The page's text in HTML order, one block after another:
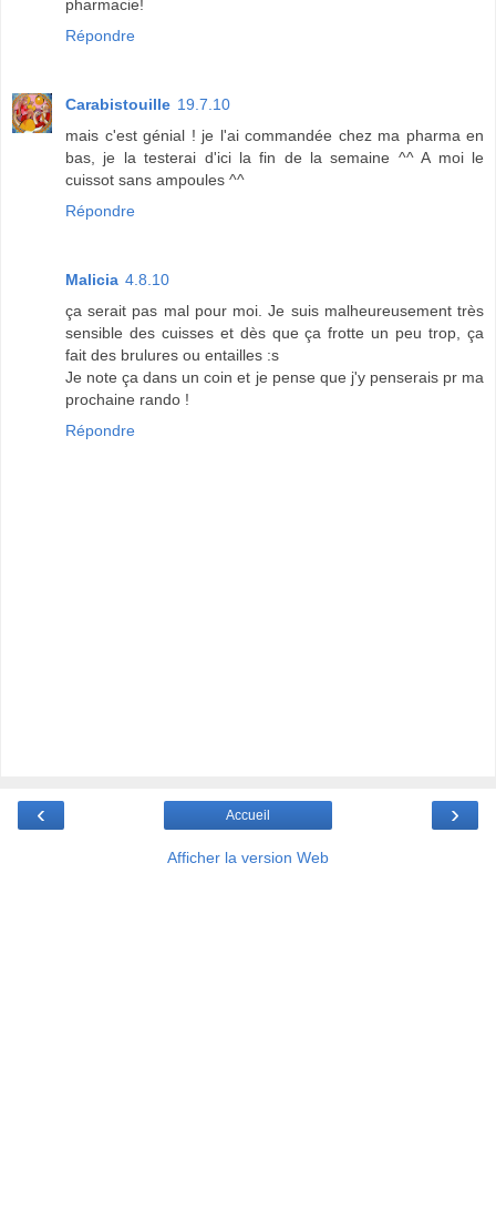
pharmacie!
Répondre
Carabistouille 19.7.10
mais c'est génial ! je l'ai commandée chez ma pharma en
bas, je la testerai d'ici la fin de la semaine ^^ A moi le
cuissot sans ampoules ^^
Répondre
Malicia 4.8.10
ça serait pas mal pour moi. Je suis malheureusement très
sensible des cuisses et dès que ça frotte un peu trop, ça
fait des brulures ou entailles :s
Je note ça dans un coin et je pense que j'y penserais pr ma
prochaine rando !
Répondre
‹ ›
Accueil
Afficher la version Web